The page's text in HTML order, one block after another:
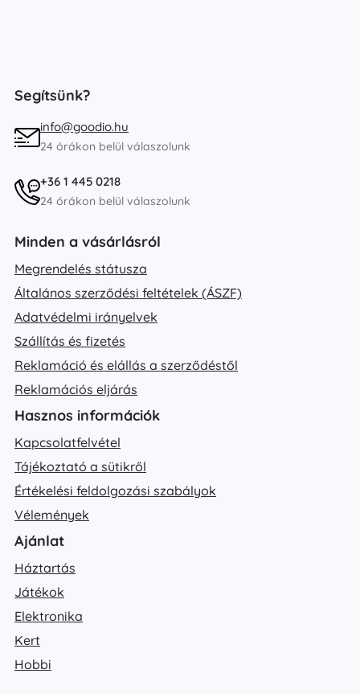
Segítsünk?
info@goodio.hu
24 órákon belül válaszolunk
+36 1 445 0218
24 órákon belül válaszolunk
Minden a vásárlásról
Megrendelés státusza
Általános szerződési feltételek (ÁSZF)
Adatvédelmi irányelvek
Szállítás és fizetés
Reklamáció és elállás a szerződéstől
Reklamációs eljárás
Hasznos információk
Kapcsolatfelvétel
Tájékoztató a sütikről
Értékelési feldolgozási szabályok
Vélemények
Ajánlat
Háztartás
Játékok
Elektronika
Kert
Hobbi